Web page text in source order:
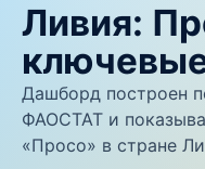
Ливия:
Дашборд построен
ФАОСТАТ и
«Просо» в стране